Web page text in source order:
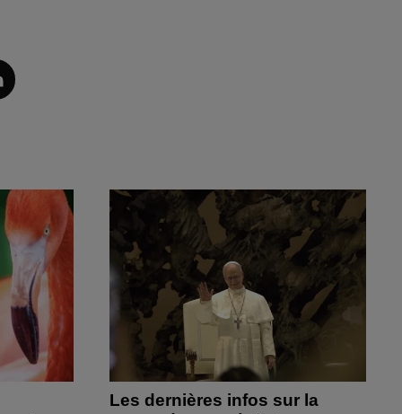
Les dernières infos sur la